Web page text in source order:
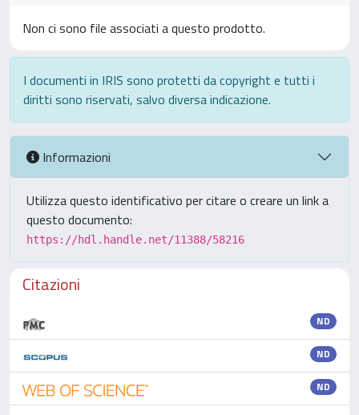
Non ci sono file associati a questo prodotto.
I documenti in IRIS sono protetti da copyright e tutti i
diritti sono riservati, salvo diversa indicazione.
Informazioni
Utilizza questo identificativo per citare o creare un link a
questo documento:
https://hdl.handle.net/11388/58216
Citazioni
ND
ND
ND